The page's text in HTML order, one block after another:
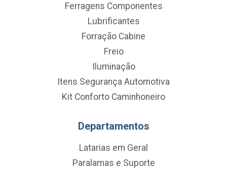
Ferragens Componentes
Lubrificantes
Forração Cabine
Freio
Iluminação
Itens Segurança Automotiva
Kit Conforto Caminhoneiro
Departamentos
Latarias em Geral
Paralamas e Suporte